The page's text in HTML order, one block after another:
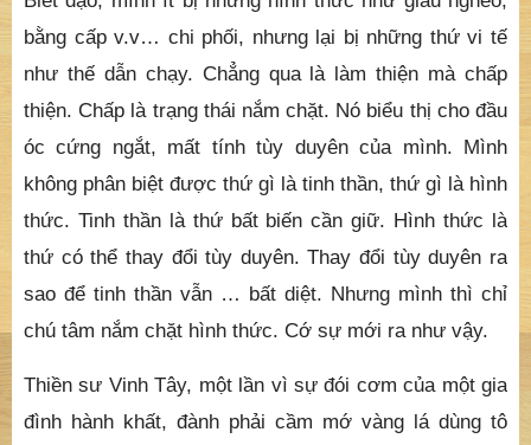
bằng cấp v.v… chi phối, nhưng lại bị những thứ vi tế
như thế dẫn chạy. Chẳng qua là làm thiện mà chấp
thiện. Chấp là trạng thái nắm chặt. Nó biểu thị cho đầu
óc cứng ngắt, mất tính tùy duyên của mình. Mình
không phân biệt được thứ gì là tinh thần, thứ gì là hình
thức. Tinh thần là thứ bất biến cần giữ. Hình thức là
thứ có thể thay đổi tùy duyên. Thay đổi tùy duyên ra
sao để tinh thần vẫn … bất diệt. Nhưng mình thì chỉ
chú tâm nắm chặt hình thức. Cớ sự mới ra như vậy.
Thiền sư Vinh Tây, một lần vì sự đói cơm của một gia
đình hành khất, đành phải cầm mớ vàng lá dùng tô